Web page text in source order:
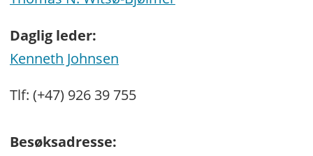
Daglig leder:
Kenneth Johnsen
Tlf: (+47) 926 39 755
Besøksadresse: